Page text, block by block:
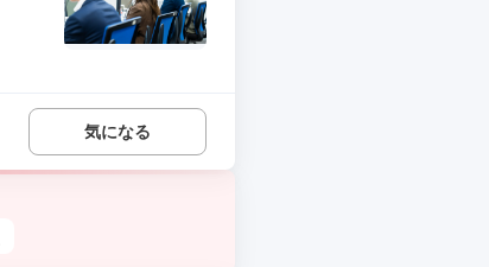
気になる